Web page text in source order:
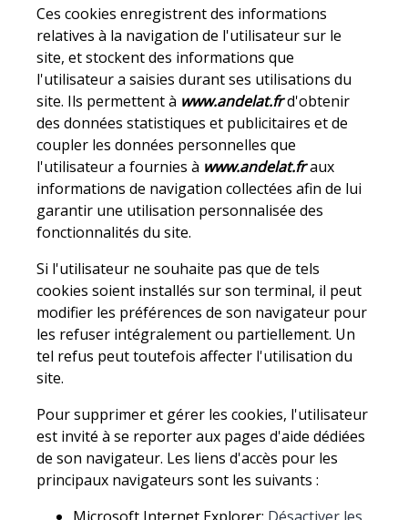
Ces cookies enregistrent des informations
relatives à la navigation de l'utilisateur sur le
site, et stockent des informations que
l'utilisateur a saisies durant ses utilisations du
site. Ils permettent à www.andelat.frd'obtenir
des données statistiques et publicitaires et de
coupler les données personnelles que
l'utilisateur a fournies à www.andelat.fraux
informations de navigation collectées afin de lui
garantir une utilisation personnalisée des
fonctionnalités du site.
Si l'utilisateur ne souhaite pas que de tels
cookies soient installés sur son terminal, il peut
modifier les préférences de son navigateur pour
les refuser intégralement ou partiellement. Un
tel refus peut toutefois affecter l'utilisation du
site.
Pour supprimer et gérer les cookies, l'utilisateur
est invité à se reporter aux pages d'aide dédiées
de son navigateur. Les liens d'accès pour les
principaux navigateurs sont les suivants :